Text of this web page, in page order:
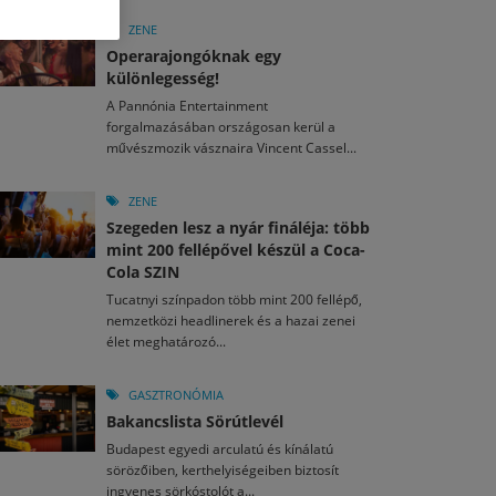
2026. JÚL. 15.
nézők 10 kedvenc filmje 2026 első félévében
án hozzánk is megérkezik a Rocktábor
2026. JÚL. 29.
a jubileumi Művészetek Völgye – még öt
kulturális ünnep
egy mese: 30 napos mesekihívást indít a Libri
2026. MÁJ. 11.
László kapta az Artisjus Irodalmi Nagydíjat
ZENE
Operarajongóknak egy
különlegesség!
A Pannónia Entertainment
forgalmazásában országosan kerül a
művészmozik vásznaira Vincent Cassel...
ZENE
Szegeden lesz a nyár fináléja: több
mint 200 fellépővel készül a Coca-
Cola SZIN
Tucatnyi színpadon több mint 200 fellépő,
nemzetközi headlinerek és a hazai zenei
élet meghatározó...
GASZTRONÓMIA
Bakancslista Sörútlevél
Budapest egyedi arculatú és kínálatú
sörözőiben, kerthelyiségeiben biztosít
ingyenes sörkóstolót a...